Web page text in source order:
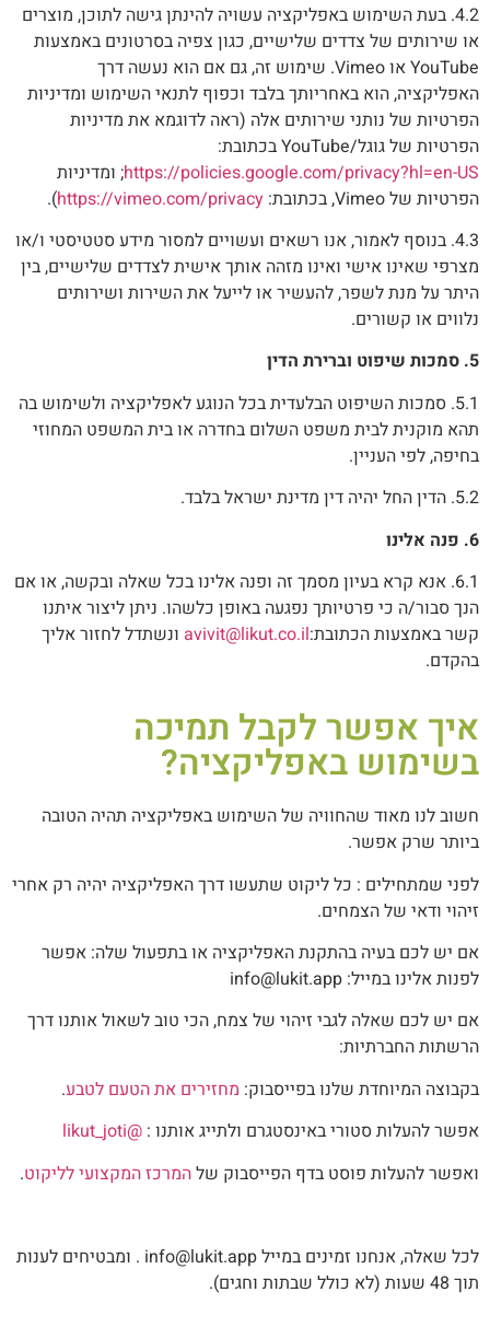
4.2. בעת השימוש באפליקציה עשויה להינתן גישה לתוכן, מוצרים
או שירותים של צדדים שלישיים, כגון צפיה בסרטונים באמצעות
YouTube או Vimeo. שימוש זה, גם אם הוא נעשה דרך
האפליקציה, הוא באחריותך בלבד וכפוף לתנאי השימוש ומדיניות
הפרטיות של נותני שירותים אלה (ראה לדוגמא את מדיניות
הפרטיות של גוגל/YouTube בכתובת:
https://policies.google.com/privacy?hl=en-US; ומדיניות
הפרטיות של Vimeo, בכתובת:
https://vimeo.com/privacy
).
4.3. בנוסף לאמור, אנו רשאים ועשויים למסור מידע סטטיסטי ו/או
מצרפי שאינו אישי ואינו מזהה אותך אישית לצדדים שלישיים, בין
היתר על מנת לשפר, להעשיר או לייעל את השירות ושירותים
נלווים או קשורים.
5. סמכות שיפוט וברירת הדין
5.1. סמכות השיפוט הבלעדית בכל הנוגע לאפליקציה ולשימוש בה
תהא מוקנית לבית משפט השלום בחדרה או בית המשפט המחוזי
בחיפה, לפי העניין.
5.2. הדין החל יהיה דין מדינת ישראל בלבד.
6. פנה אלינו
6.1. אנא קרא בעיון מסמך זה ופנה אלינו בכל שאלה ובקשה, או אם
הנך סבור/ה כי פרטיותך נפגעה באופן כלשהו. ניתן ליצור איתנו
קשר באמצעות הכתובת:avivit@likut.co.il ונשתדל לחזור אליך
בהקדם.
איך אפשר לקבל תמיכה
בשימוש באפליקציה?
חשוב לנו מאוד שהחוויה של השימוש באפליקציה תהיה הטובה
ביותר שרק אפשר.
לפני שמתחילים : כל ליקוט שתעשו דרך האפליקציה יהיה רק אחרי
זיהוי ודאי של הצמחים.
אם יש לכם בעיה בהתקנת האפליקציה או בתפעול שלה: אפשר
לפנות אלינו במייל: info@lukit.app
אם יש לכם שאלה לגבי זיהוי של צמח, הכי טוב לשאול אותנו דרך
הרשתות החברתיות:
בקבוצה המיוחדת שלנו בפייסבוק: מחזירים את הטעם לטבע.
אפשר להעלות סטורי באינסטגרם ולתייג אותנו : @likut_joti
ואפשר להעלות פוסט בדף הפייסבוק שלהמרכז המקצועי לליקוט.
לכל שאלה, אנחנו זמינים במייל info@lukit.app . ומבטיחים לענות
תוך 48 שעות (לא כולל שבתות וחגים).